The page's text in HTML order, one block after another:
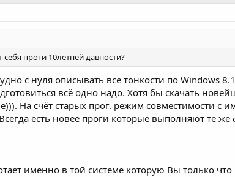
проги 10летней давности?
с нуля описывать все тонкости по Windows
всё одно надо. Хотя бы скачать
На счёт старых прог. режим совместимости с
есть новее проги которые выполняют те
именно в той системе которую Вы только